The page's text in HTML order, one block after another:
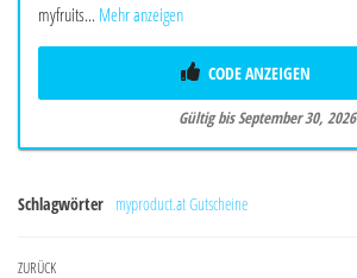
myfruits... Mehr anzeigen
CODE ANZEIGEN
Gültig bis September 30, 2026
Schlagwörter myproduct.at Gutscheine
Vorheriger
ZURÜCK